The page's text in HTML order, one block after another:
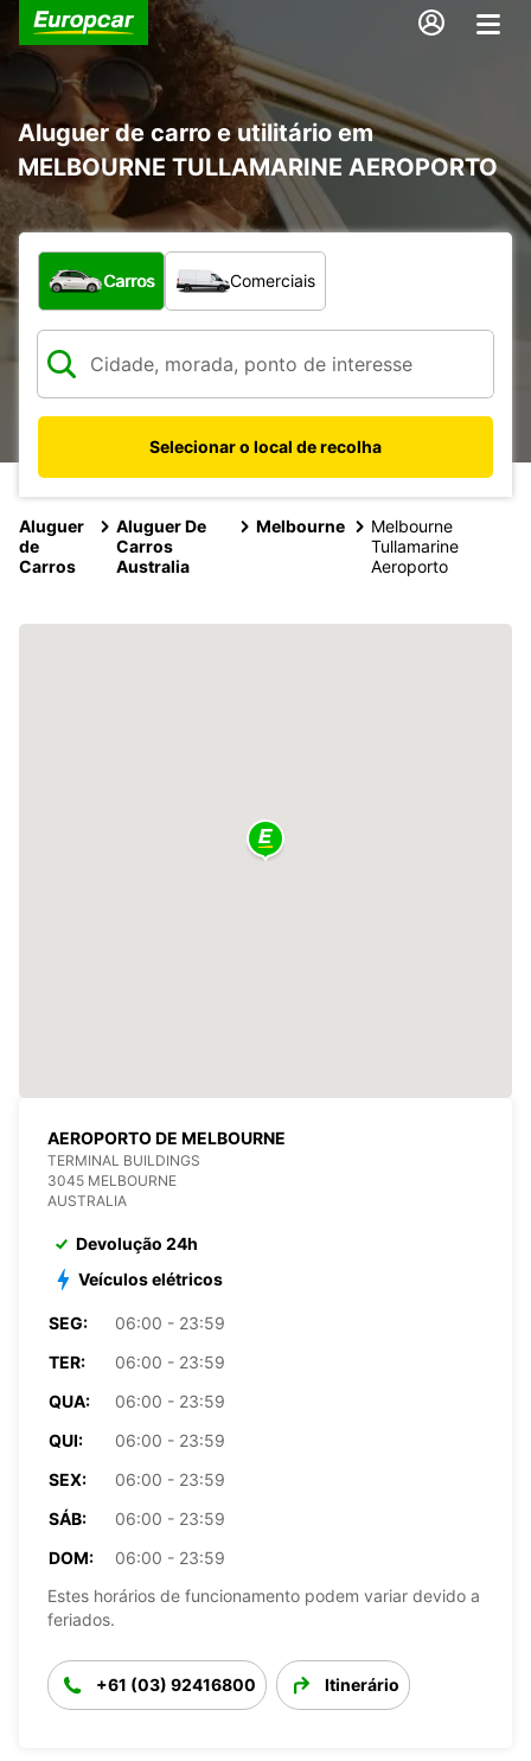
Aluguer de carro e utilitário em
MELBOURNE TULLAMARINE AEROPORTO
Que tipo de veículo pretende?
Carros Comerciais
Selecionar o local de recolha
Aluguer
de
Carros
Aluguer De
Carros
Australia
Melbourne
Melbourne
Tullamarine
Aeroporto
AEROPORTO DE MELBOURNE
TERMINAL BUILDINGS
3045 MELBOURNE
AUSTRALIA
Devolução 24h
Veículos elétricos
SEG:
06:00 - 23:59
TER:
06:00 - 23:59
QUA:
06:00 - 23:59
QUI:
06:00 - 23:59
SEX:
06:00 - 23:59
SÁB:
06:00 - 23:59
DOM:
06:00 - 23:59
Estes horários de funcionamento podem variar devido a
feriados.
+61 (03) 92416800 Itinerário